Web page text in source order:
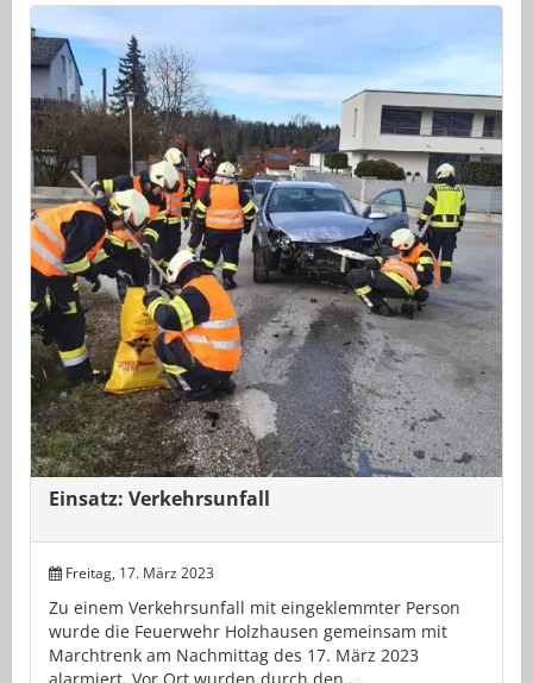
Einsatz: Verkehrsunfall
Freitag, 17. März 2023
Zu einem Verkehrsunfall mit eingeklemmter Person
wurde die Feuerwehr Holzhausen gemeinsam mit
Marchtrenk am Nachmittag des 17. März 2023